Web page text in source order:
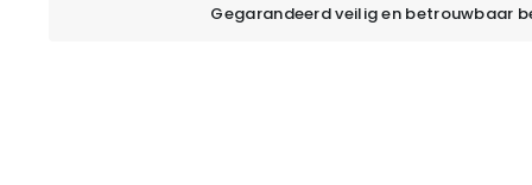
Gegarandeerd veilig en betrouwbaar